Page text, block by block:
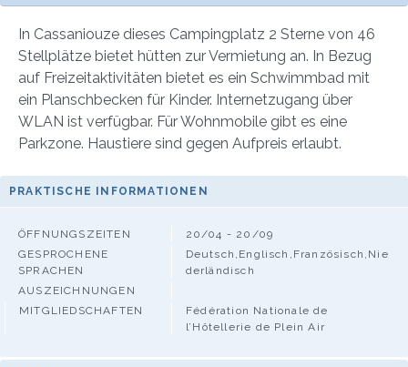
In Cassaniouze dieses Campingplatz 2 Sterne von 46
Stellplätze bietet hütten zur Vermietung an. In Bezug
auf Freizeitaktivitäten bietet es ein Schwimmbad mit
ein Planschbecken für Kinder. Internetzugang über
WLAN ist verfügbar. Für Wohnmobile gibt es eine
Parkzone. Haustiere sind gegen Aufpreis erlaubt.
PRAKTISCHE INFORMATIONEN
ÖFFNUNGSZEITEN
20/04 - 20/09
GESPROCHENE
SPRACHEN
Deutsch,Englisch,Französisch,Nie
derländisch
AUSZEICHNUNGEN
MITGLIEDSCHAFTEN
Fédération Nationale de
l’Hôtellerie de Plein Air